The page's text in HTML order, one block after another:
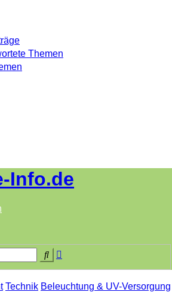
Themen
Info.de
Suche
Technik Beleuchtung & UV-Versorgung